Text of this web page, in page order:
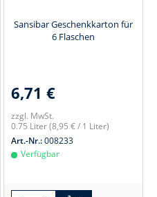
Sansibar Geschenkkarton für
6 Flaschen
6,71 €
zzgl. MwSt.
0.75 Liter(8,95 € / 1 Liter)
Art.-Nr.:008233
Verfügbar